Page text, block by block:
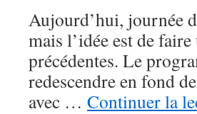
Aujourd’hui, journée
mais l’idée est de
précédentes. Le
redescendre en fond
avec … Continuer la